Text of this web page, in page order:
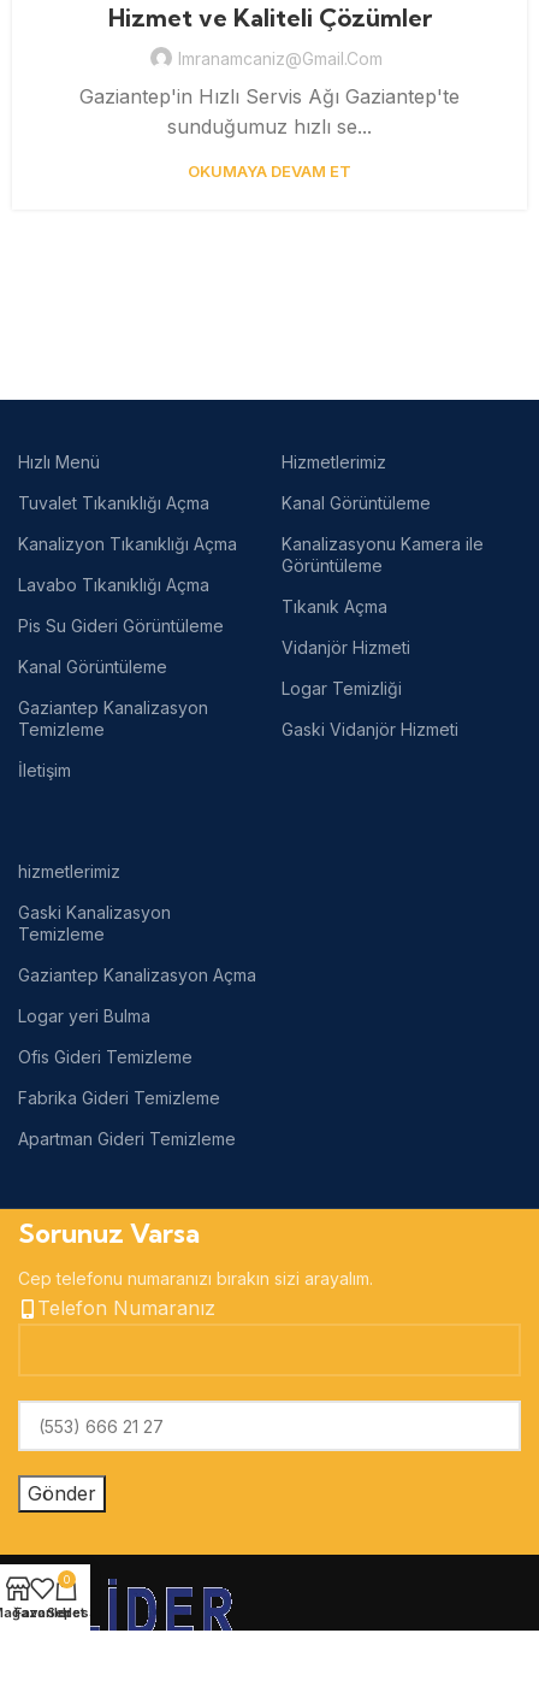
Hizmet ve Kaliteli Çözümler
Imranamcaniz@gmail.com
Gaziantep'in Hızlı Servis Ağı Gaziantep'te
sunduğumuz hızlı se...
OKUMAYA DEVAM ET
Hızlı Menü
Tuvalet Tıkanıklığı Açma
Kanalizyon Tıkanıklığı Açma
Lavabo Tıkanıklığı Açma
Pis Su Gideri Görüntüleme
Kanal Görüntüleme
Gaziantep Kanalizasyon
Temizleme
İletişim
Hizmetlerimiz
Kanal Görüntüleme
Kanalizasyonu Kamera ile
Görüntüleme
Tıkanık Açma
Vidanjör Hizmeti
Logar Temizliği
Gaski Vidanjör Hizmeti
hizmetlerimiz
Gaski Kanalizasyon
Temizleme
Gaziantep Kanalizasyon Açma
Logar yeri Bulma
Ofis Gideri Temizleme
Fabrika Gideri Temizleme
Apartman Gideri Temizleme
Sorunuz Varsa
Cep telefonu numaranızı bırakın sizi arayalım.
Telefon Numaranız
Favoriler
0
Sepet
Hesabım